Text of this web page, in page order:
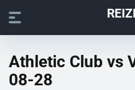
Athletic Club vs
08-28